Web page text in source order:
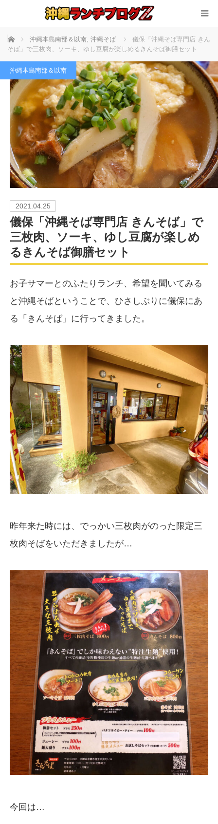
ホーム 沖縄本島南部＆以南, 沖縄そば
儀保「沖縄そば専門店 きん
そば」で三枚肉、ソーキ、ゆし豆腐が楽しめるきんそば御膳セット
沖縄本島南部＆以南
2021.04.25
儀保「沖縄そば専門店 きんそば」で
三枚肉、ソーキ、ゆし豆腐が楽しめ
るきんそば御膳セット
お子サマーとのふたりランチ、希望を聞いてみる
と沖縄そばということで、ひさしぶりに儀保にあ
る「きんそば」に行ってきました。
昨年来た時には、でっかい三枚肉がのった限定三
枚肉そばをいただきましたが…
今回は…